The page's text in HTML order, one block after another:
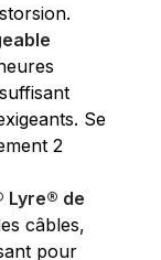
Se
2
Lyre® de
câbles,
pour